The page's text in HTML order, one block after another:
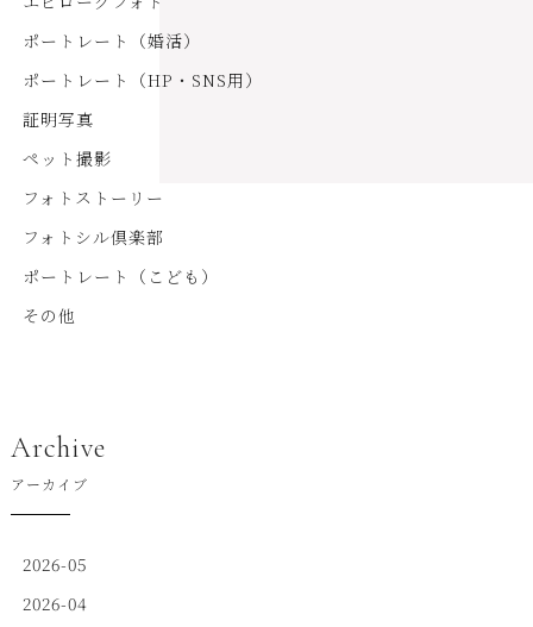
ポートレート（婚活）
ポートレート（HP・SNS用）
証明写真
ペット撮影
フォトストーリー
フォトシル倶楽部
ポートレート（こども）
その他
Archive
アーカイブ
2026-05
2026-04